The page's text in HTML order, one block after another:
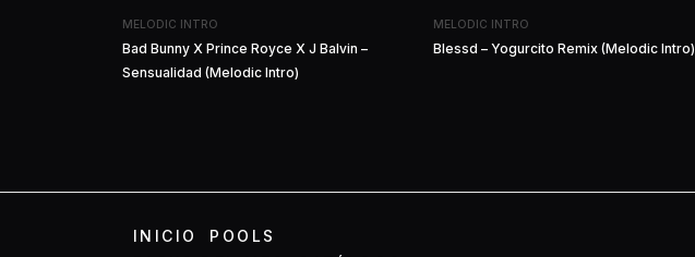
MELODIC INTRO
Bad Bunny X Prince Royce X J Balvin –
Sensualidad (Melodic Intro)
MELODIC INTRO
Blessd – Yogurcito Remix (Melodic Intro)
INICIO
POOLS